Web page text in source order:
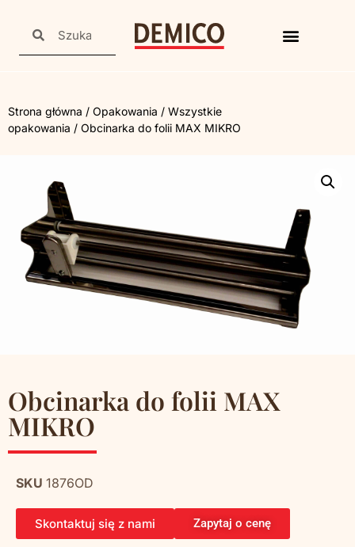
Strona główna / Opakowania / Wszystkie
opakowania / Obcinarka do folii MAX MIKRO
Obcinarka do folii MAX
MIKRO
SKU 1876OD
Skontaktuj się z nami Zapytaj o cenę